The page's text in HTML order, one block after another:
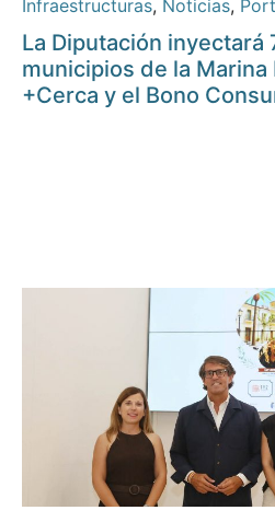
Infraestructuras, Noticias,
La Diputación inyectará
municipios de la Marina
+Cerca y el Bono